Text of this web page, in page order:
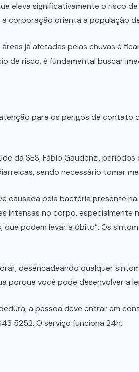
eleva significativamente o risco
corporação orienta a população
já afetadas pelas chuvas é
de risco, é fundamental buscar
para os perigos de contato
da SES, Fábio Gaudenzi,
sendo necessário tomar
causada pela bactéria presente
intensas no corpo, especialmente
podem levar a óbito”, Os
desencadeando qualquer
porque você pode desenvolver a
a pessoa deve entrar em
5252. O serviço funciona 24h.